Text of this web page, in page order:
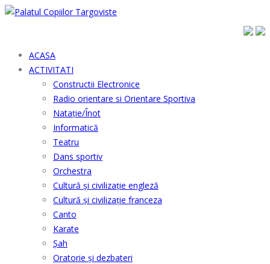
ACASA
ACTIVITATI
Constructii Electronice
Radio orientare si Orientare Sportiva
Natație/Înot
Informatică
Teatru
Dans sportiv
Orchestra
Cultură şi civilizaţie engleză
Cultură şi civilizaţie franceza
Canto
Karate
Șah
Oratorie și dezbateri